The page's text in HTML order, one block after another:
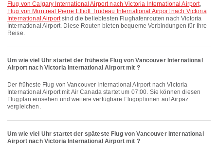
Flug von Calgary International Airport nach Victoria International Airport,
Flug von Montreal Pierre Elliott Trudeau International Airport nach Victoria
International Airportsind die beliebtesten Flughafenrouten nach Victoria
International Airport. Diese Routen bieten bequeme Verbindungen für Ihre
Reise.
Um wie viel Uhr startet der früheste Flug von Vancouver International
Airport nach Victoria International Airport mit ?
Der früheste Flug von Vancouver International Airport nach Victoria
International Airport mit Air Canada startet um 07:00. Sie können diesen
Flugplan einsehen und weitere verfügbare Flugoptionen auf Airpaz
vergleichen.
Um wie viel Uhr startet der späteste Flug von Vancouver International
Airport nach Victoria International Airport mit ?